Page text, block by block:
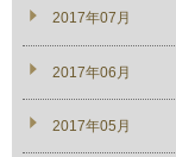
2017年07月
2017年06月
2017年05月